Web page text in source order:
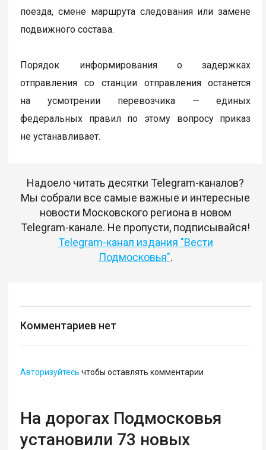
поезда, смене маршрута следования или замене
подвижного состава.
Порядок информирования о задержках
отправления со станции отправления останется
на усмотрении перевозчика — единых
федеральных правил по этому вопросу приказ
не устанавливает.
Надоело читать десятки Telegram-каналов?
Мы собрали все самые важные и интересные
новости Московского региона в новом
Telegram-канале. Не пропусти, подписывайся!
Telegram-канал издания "Вести
Подмосковья".
Комментариев нет
Авторизуйтесь чтобы оставлять комментарии
На дорогах Подмосковья
установили 73 новых